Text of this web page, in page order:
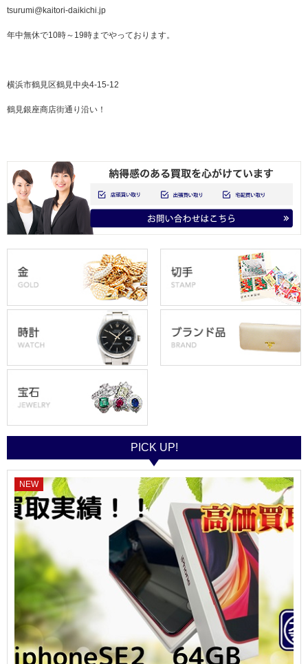
tsurumi@kaitori-daikichi.jp
年中無休で10時～19時までやっております。
横浜市鶴見区鶴見中央4-15-12
鶴見銀座商店街通り沿い！
PICK UP!
NEW